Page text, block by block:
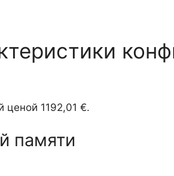
ценой 1192,01 €.
памяти